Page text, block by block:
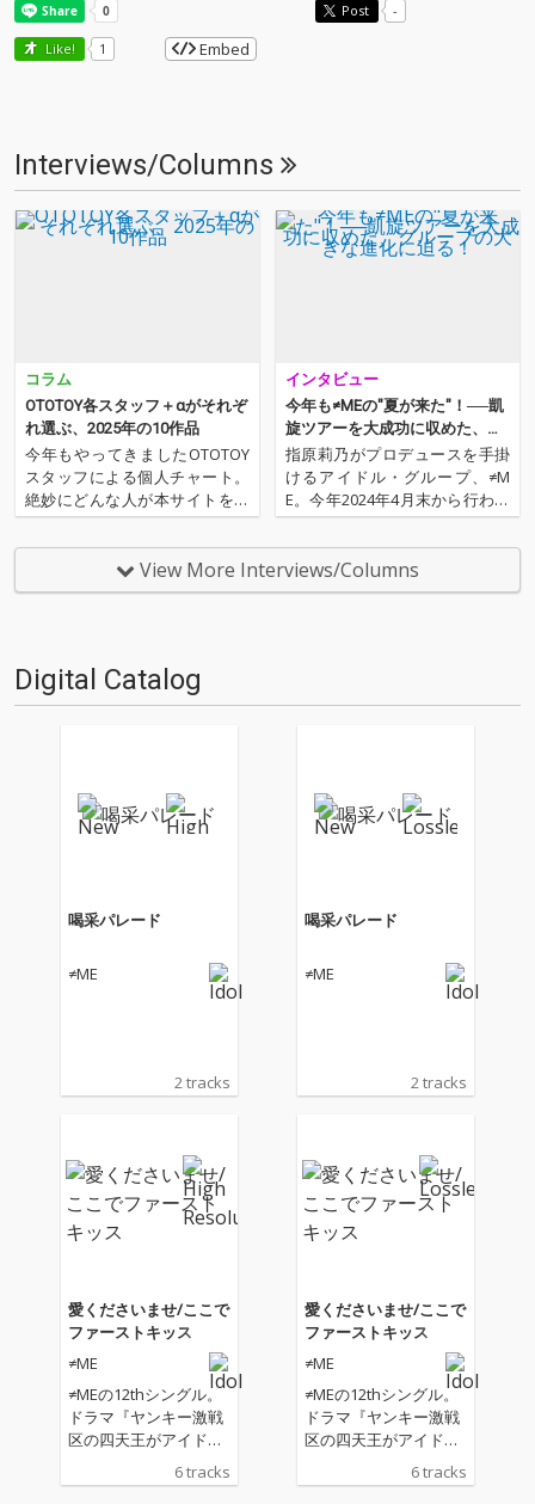
Post -
Like! 1 Embed
Interviews/Columns
コラム
OTOTOY各スタッフ＋αがそれぞ
れ選ぶ、2025年の10作品
今年もやってきましたOTOTOY
スタッフによる個人チャート。
絶妙にどんな人が本サイトを運
営しているのか？ そんな自己
紹介もちょっとかねておりま
す。2025年は、それぞれなにを
聴いてOTOTOYを作っていたの
インタビュー
今年も≠MEの"夏が来た"！──凱
旋ツアーを大成功に収めた、グ
ループの大きな進化に迫る！
指原莉乃がプロデュースを手掛
けるアイドル・グループ、≠M
E。今年2024年4月末から行われ
ていたメンバーの出身地を巡っ
た凱旋ツアー≠ME 全国ツアー20
24「やっと、同じクラス」で
は、新たな演出を加えながら、
View More Interviews/Columns
Digital Catalog
喝采パレード
≠ME
2 tracks
喝采パレード
≠ME
2 tracks
愛くださいませ/ここで
ファーストキッス
≠ME
≠MEの12thシングル。
ドラマ『ヤンキー激戦
区の四天王がアイドル
ら？』の主題歌「ここ
6 tracks
愛くださいませ/ここで
ファーストキッス
≠ME
≠MEの12thシングル。
ドラマ『ヤンキー激戦
区の四天王がアイドル
ら？』の主題歌「ここ
6 tracks